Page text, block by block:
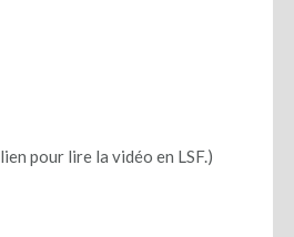
pour lire la vidéo en LSF.)